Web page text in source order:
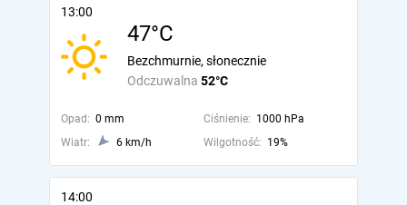
13:00
47°C
Odczuwalna 52°C
Bezchmurnie, słonecznie
Opad: 0 mm Ciśnienie: 1000 hPa
Wiatr:
6 km/h Wilgotność: 19%
14:00